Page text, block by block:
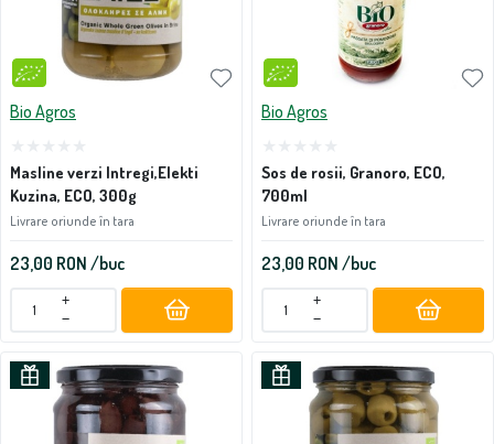
Bio Agros
Masline verzi Intregi,Elekti
Kuzina, ECO, 300g
Livrare oriunde în tara
23,00 RON /buc
+
−
Bio Agros
Sos de rosii, Granoro, ECO,
700ml
Livrare oriunde în tara
23,00 RON /buc
+
−